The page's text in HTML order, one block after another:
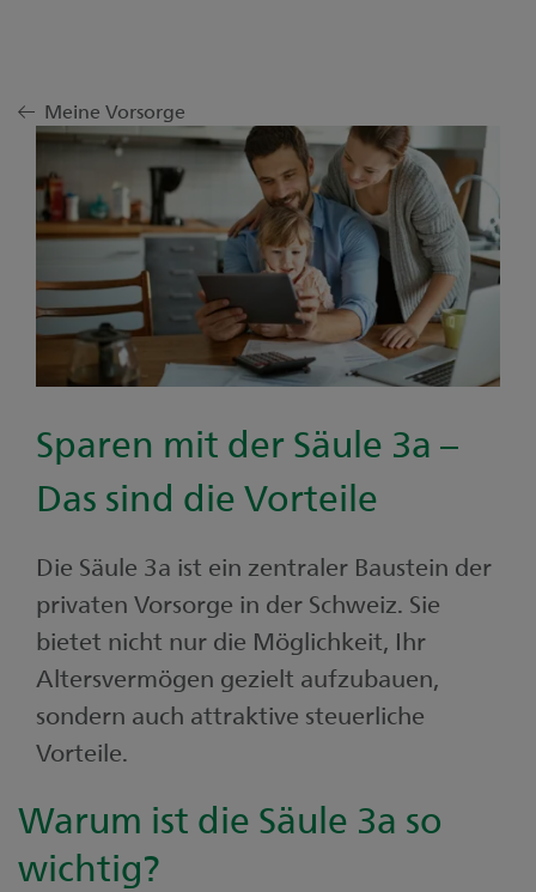
Meine Vorsorge
Sparen mit der Säule 3a –
Das sind die Vorteile
Die Säule 3a ist ein zentraler Baustein der
privaten Vorsorge in der Schweiz. Sie
bietet nicht nur die Möglichkeit, Ihr
Altersvermögen gezielt aufzubauen,
sondern auch attraktive steuerliche
Vorteile.
Warum ist die Säule 3a so
wichtig?